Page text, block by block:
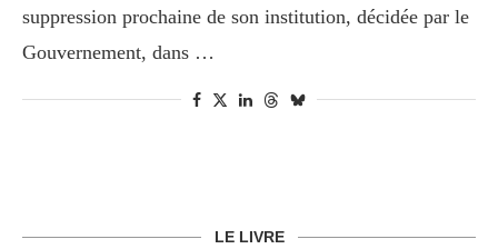
suppression prochaine de son institution, décidée par le
Gouvernement, dans …
LE LIVRE